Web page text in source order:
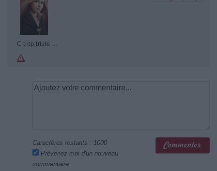
C trop triste ...
Caractères restants : 1000
Prévenez-moi d'un nouveau
commentaire